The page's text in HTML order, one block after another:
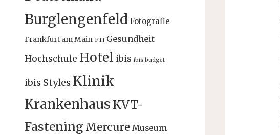
Burglengenfeld Fotografie
Frankfurt am Main FTI Gesundheit
Hochschule Hotel ibis ibis budget
ibis Styles Klinik
Krankenhaus KVT-
Fastening Mercure Museum